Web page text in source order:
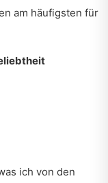
am häufigsten für
ich von den